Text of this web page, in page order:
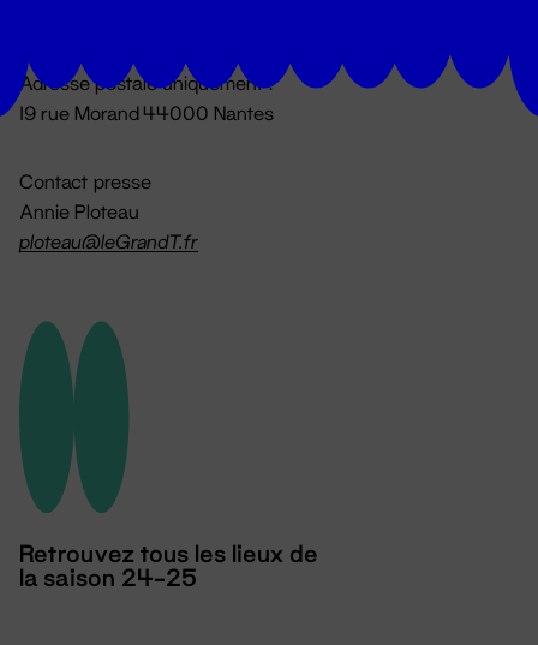
Adresse postale uniquement :
19 rue Morand 44000 Nantes
Contact presse
Annie Ploteau
ploteau@leGrandT.fr
Retrouvez tous les lieux de
la saison 24-25